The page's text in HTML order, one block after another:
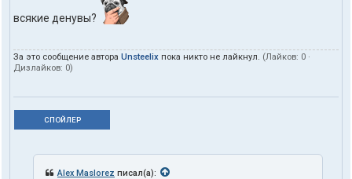
всякие денувы?
За это сообщение автора Unsteelix пока никто не лайкнул. (Лайков: 0 ·
Дизлайков: 0)
СПОЙЛЕР
Alex Maslorez писал(а):